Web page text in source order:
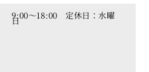
9:00〜18:00 定休日：水曜
日